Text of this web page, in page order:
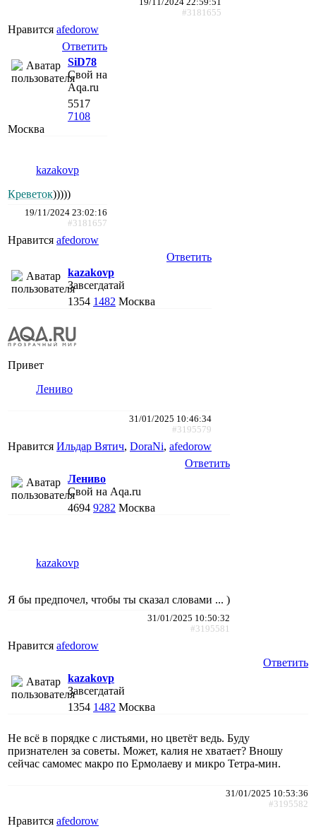
19/11/2024 22:59:51
#3181655
Нравится afedorow
Ответить
SiD78
Свой на
Aqa.ru
5517
7108
Москва
kazakovp
Креветок)))))
19/11/2024 23:02:16
#3181657
Нравится afedorow
Ответить
kazakovp
Завсегдатай
1354 1482 Москва
Привет
Лениво
31/01/2025 10:46:34
#3195579
Нравится Ильдар Вятич, DoraNi, afedorow
Ответить
Лениво
Свой на Aqa.ru
4694 9282 Москва
kazakovp
Я бы предпочел, чтобы ты сказал словами ... )
31/01/2025 10:50:32
#3195581
Нравится afedorow
Ответить
kazakovp
Завсегдатай
1354 1482 Москва
Не всё в порядке с листьями, но цветёт ведь. Буду
признателен за советы. Может, калия не хватает? Вношу
сейчас самомес макро по Ермолаеву и микро Тетра-мин.
31/01/2025 10:53:36
#3195582
Нравится afedorow